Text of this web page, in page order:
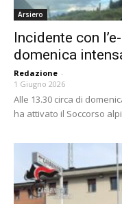
Arsiero
Incidente con
domenica
Redazione -
1 Giugno 2026
Alle 13.30 circa di
ha attivato il Soccorso